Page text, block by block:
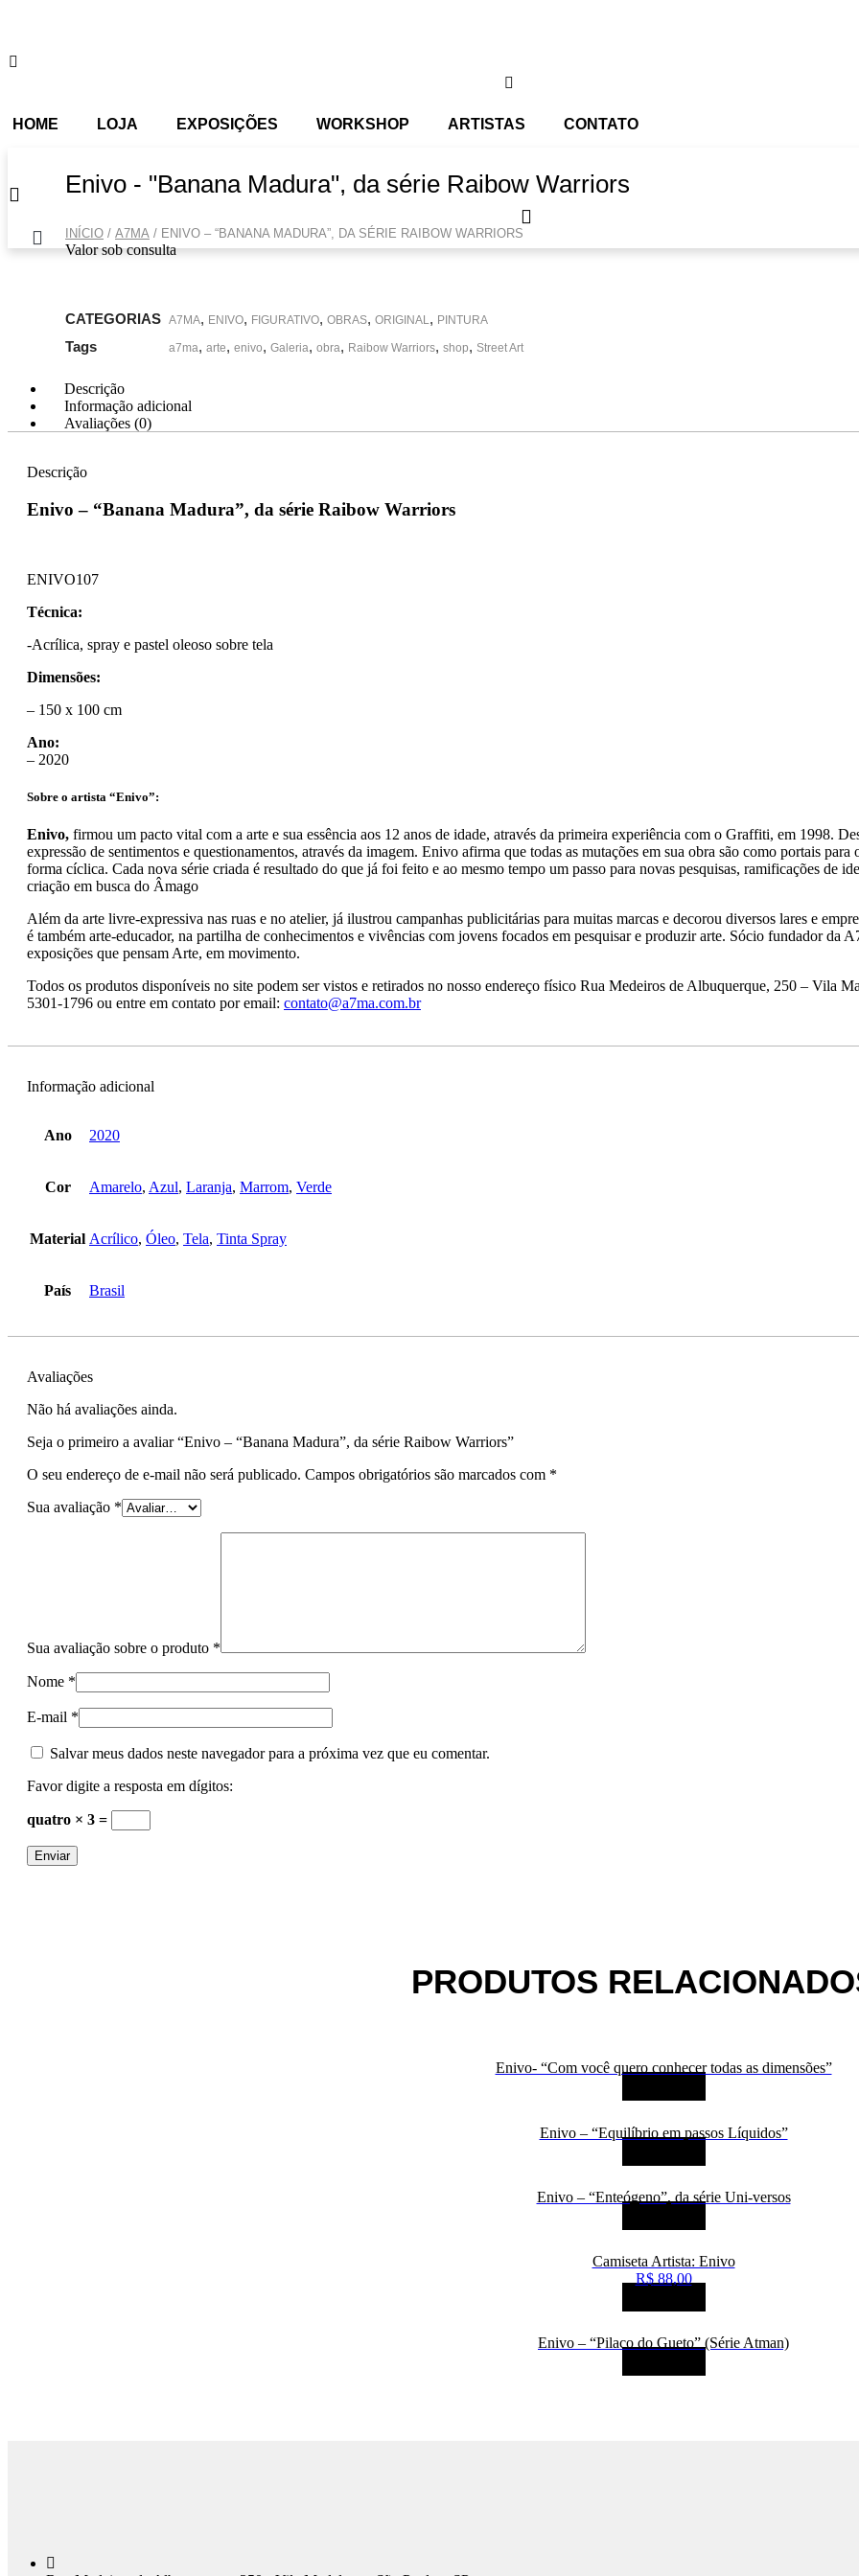
conteúdo
HOME LOJA EXPOSIÇÕES WORKSHOP ARTISTAS CONTATO
INÍCIO / A7MA / ENIVO – “BANANA MADURA”, DA SÉRIE RAIBOW WARRIORS
Enivo - "Banana Madura", da série Raibow Warriors
Valor sob consulta
CATEGORIAS A7MA, ENIVO, FIGURATIVO, OBRAS, ORIGINAL, PINTURA
Tags a7ma, arte, enivo, Galeria, obra, Raibow Warriors, shop, Street Art
Descrição
Informação adicional
Avaliações (0)
Descrição
Enivo – “Banana Madura”, da série Raibow Warriors
ENIVO107
Técnica:
-Acrílica, spray e pastel oleoso sobre tela
Dimensões:
– 150 x 100 cm
Ano:
– 2020
Sobre o artista “Enivo”:
Enivo, firmou um pacto vital com a arte e sua essência aos 12 anos de idade, através da primeira experiência com o Graffiti, em 1998.
expressão de sentimentos e questionamentos, através da imagem. Enivo afirma que todas as mutações em sua obra são como portais
forma cíclica. Cada nova série criada é resultado do que já foi feito e ao mesmo tempo um passo para novas pesquisas, ramificações de
criação em busca do Âmago
Além da arte livre-expressiva nas ruas e no atelier, já ilustrou campanhas publicitárias para muitas marcas e decorou diversos lares e
é também arte-educador, na partilha de conhecimentos e vivências com jovens focados em pesquisar e produzir arte. Sócio fundador da
exposições que pensam Arte, em movimento.
Todos os produtos disponíveis no site podem ser vistos e retirados no nosso endereço físico Rua Medeiros de Albuquerque, 250 – Vila
5301-1796 ou entre em contato por email: contato@a7ma.com.br
Informação adicional
Ano 2020
Cor Amarelo, Azul, Laranja, Marrom, Verde
Material Acrílico, Óleo, Tela, Tinta Spray
País Brasil
Avaliações
Não há avaliações ainda.
Seja o primeiro a avaliar “Enivo – “Banana Madura”, da série Raibow Warriors”
O seu endereço de e-mail não será publicado. Campos obrigatórios são marcados com *
Sua avaliação *
Sua avaliação sobre o produto *
Nome *
E-mail *
Salvar meus dados neste navegador para a próxima vez que eu comentar.
Favor digite a resposta em dígitos:
quatro × 3 =
PRODUTOS
Enivo- “Com você quero conhecer todas as dimensões”
Enivo – “Equilíbrio em passos Líquidos”
Enivo – “Enteógeno”, da série Uni-versos
Camiseta Artista: Enivo
R$88,00
Enivo – “Pilaco do Gueto” (Série Atman)